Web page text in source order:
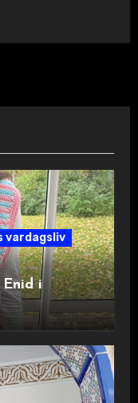
vardagsliv
i